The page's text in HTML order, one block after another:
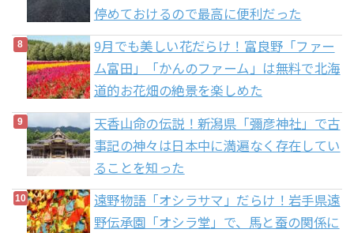
停めておけるので最高に便利だった
9月でも美しい花だらけ！富良野「ファー
ム富田」「かんのファーム」は無料で北海
道的お花畑の絶景を楽しめた
天香山命の伝説！新潟県「彌彦神社」で古
事記の神々は日本中に満遍なく存在してい
ることを知った
遠野物語「オシラサマ」だらけ！岩手県遠
野伝承園「オシラ堂」で、馬と蚕の関係に